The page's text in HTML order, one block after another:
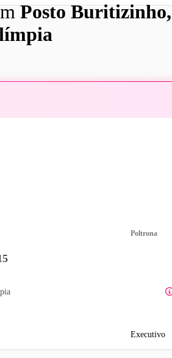
Posto Buritizinho,
Poltrona
Executivo